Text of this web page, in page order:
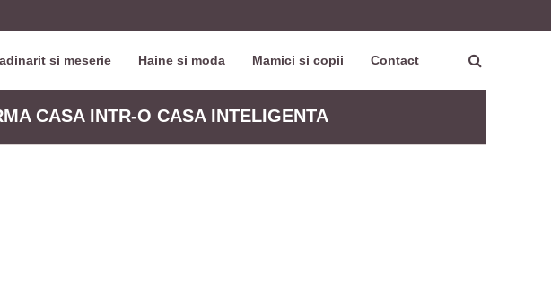
si meserie Haine si moda Mamici si copii Contact
CASA INTR-O CASA INTELIGENTA